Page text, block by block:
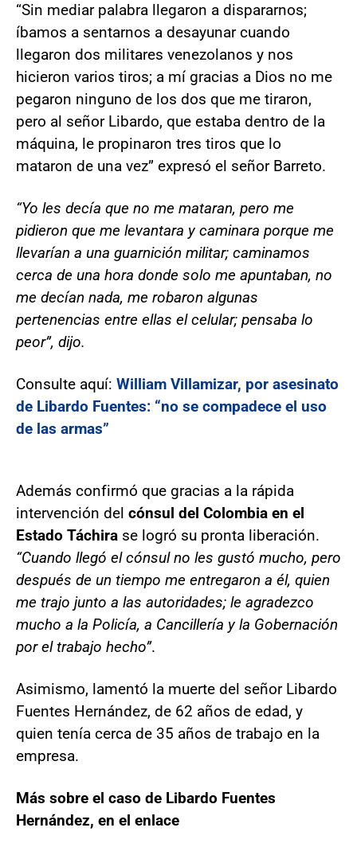
“Sin mediar palabra llegaron a dispararnos;
íbamos a sentarnos a desayunar cuando
llegaron dos militares venezolanos y nos
hicieron varios tiros; a mí gracias a Dios no me
pegaron ninguno de los dos que me tiraron,
pero al señor Libardo, que estaba dentro de la
máquina, le propinaron tres tiros que lo
mataron de una vez” expresó el señor Barreto.
“Yo les decía que no me mataran, pero me
pidieron que me levantara y caminara porque me
llevarían a una guarnición militar; caminamos
cerca de una hora donde solo me apuntaban, no
me decían nada, me robaron algunas
pertenencias entre ellas el celular; pensaba lo
peor”, dijo.
Consulte aquí: William Villamizar, por asesinato
de Libardo Fuentes: “no se compadece el uso
de las armas”
Además confirmó que gracias a la rápida
intervención del cónsul del Colombia en el
Estado Táchira se logró su pronta liberación.
“Cuando llegó el cónsul no les gustó mucho, pero
después de un tiempo me entregaron a él, quien
me trajo junto a las autoridades; le agradezco
mucho a la Policía, a Cancillería y la Gobernación
por el trabajo hecho”.
Asimismo, lamentó la muerte del señor Libardo
Fuentes Hernández, de 62 años de edad, y
quien tenía cerca de 35 años de trabajo en la
empresa.
Más sobre el caso de Libardo Fuentes
Hernández, en el enlace